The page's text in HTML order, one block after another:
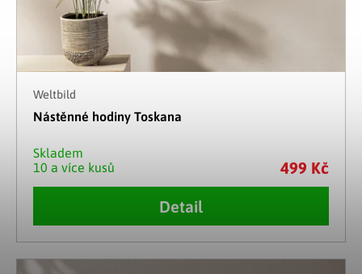
Weltbild
Nástěnné hodiny Toskana
Skladem
10 a více kusů
499 Kč
Detail